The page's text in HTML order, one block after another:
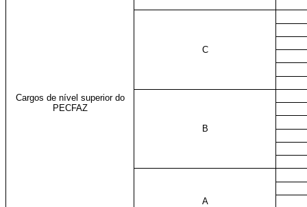
Cargos de nível superior do
PECFAZ
C
B
A